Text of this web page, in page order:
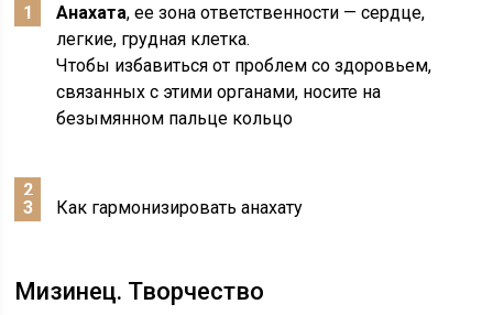
Анахата, ее зона ответственности — сердце,
легкие, грудная клетка.
Чтобы избавиться от проблем со здоровьем,
связанных с этими органами, носите на
безымянном пальце кольцо
Как гармонизировать анахату
Мизинец. Творчество